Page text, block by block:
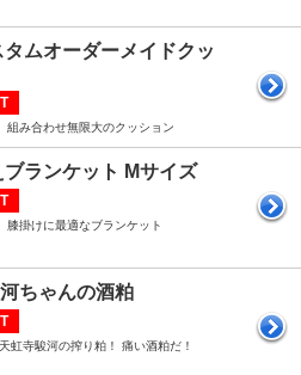
ムオーダーメイドクッ
組み合わせ無限大のクッション
ランケット Mサイズ
膝掛けに最適なブランケット
ちゃんの酒粕
虹寺駿河の搾り粕！ 痛い酒粕だ！